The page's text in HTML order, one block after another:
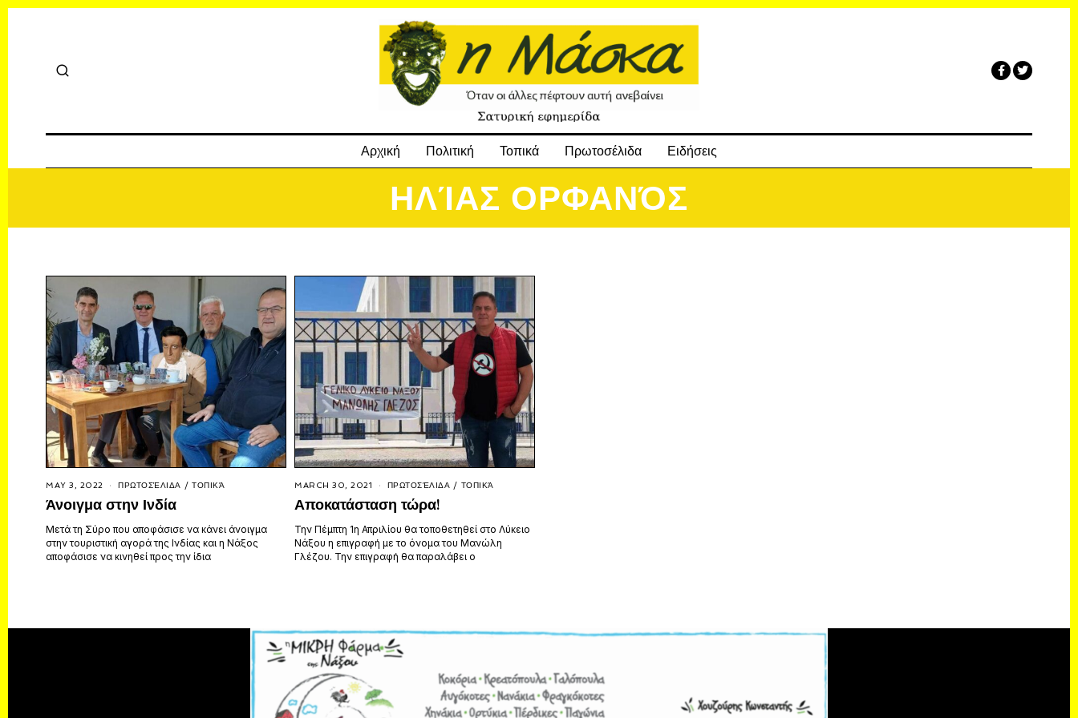
Αρχική Πολιτική Τοπικά Πρωτοσέλιδα Ειδήσεις
ΗΛΊΑΣ ΟΡΦΑΝΌΣ
MAY 3, 2022 ΠΡΩΤΟΣΈΛΙΔΑ / ΤΟΠΙΚΆ
Άνοιγμα στην Ινδία
Μετά τη Σύρο που αποφάσισε να κάνει άνοιγμα
στην τουριστική αγορά της Ινδίας και η Νάξος
αποφάσισε να κινηθεί προς την ίδια
MARCH 30, 2021 ΠΡΩΤΟΣΈΛΙΔΑ / ΤΟΠΙΚΆ
Αποκατάσταση τώρα!
Την Πέμπτη 1η Απριλίου θα τοποθετηθεί στο Λύκειο
Νάξου η επιγραφή με το όνομα του Μανώλη
Γλέζου. Την επιγραφή θα παραλάβει ο